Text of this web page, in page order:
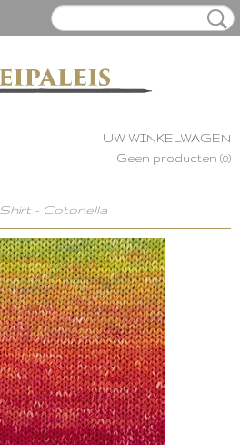
UW WINKELWAGEN
Geen producten (0)
Shirt - Cotonella